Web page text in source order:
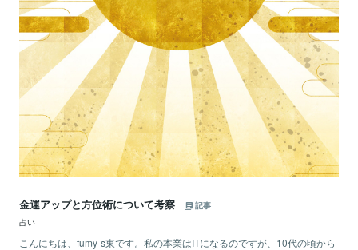
金運アップと方位術について考察
記事
占い
こんにちは、fumy-s東です。私の本業はITになるのですが、10代の頃から